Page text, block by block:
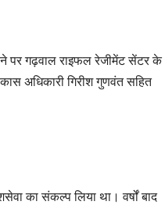
पर गढ़वाल राइफल रेजीमेंट सेंटर के
अधिकारी गिरीश गुणवंत सहित
का संकल्प लिया था। वर्षों बाद